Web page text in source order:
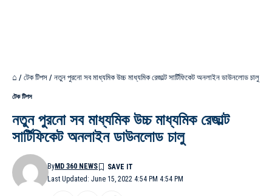
⌂ / টেক টিপস / নতুন পুরনো সব মাধ্যমিক উচ্চ মাধ্যমিক রেজাল্ট সার্টিফিকেট অনলাইন ডাউনলোড চালু
টেক টিপস
নতুন পুরনো সব মাধ্যমিক উচ্চ মাধ্যমিক রেজাল্ট
সার্টিফিকেট অনলাইন ডাউনলোড চালু
Last Updated: June 15, 2022 4:54 PM 4:54 PM
ByMD 360 NEWS